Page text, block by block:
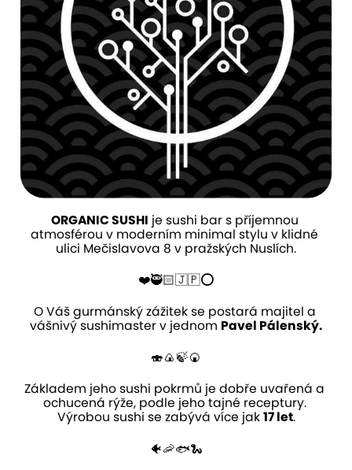
ORGANIC SUSHI je sushi bar s příjemnou
atmosférou v moderním minimal stylu v klidné
ulici Mečislavova 8 v pražských Nuslích.
❤️🥷🏻🇯🇵⭕️
O Váš gurmánský zážitek se postará majitel a
vášnivý sushimaster v jednom Pavel Pálenský.
🍣🍙🍃🍘
Základem jeho sushi pokrmů je dobře uvařená a
ochucená rýže, podle jeho tajné receptury.
Výrobou sushi se zabývá více jak 17 let.
🐠🦐🐟🐍